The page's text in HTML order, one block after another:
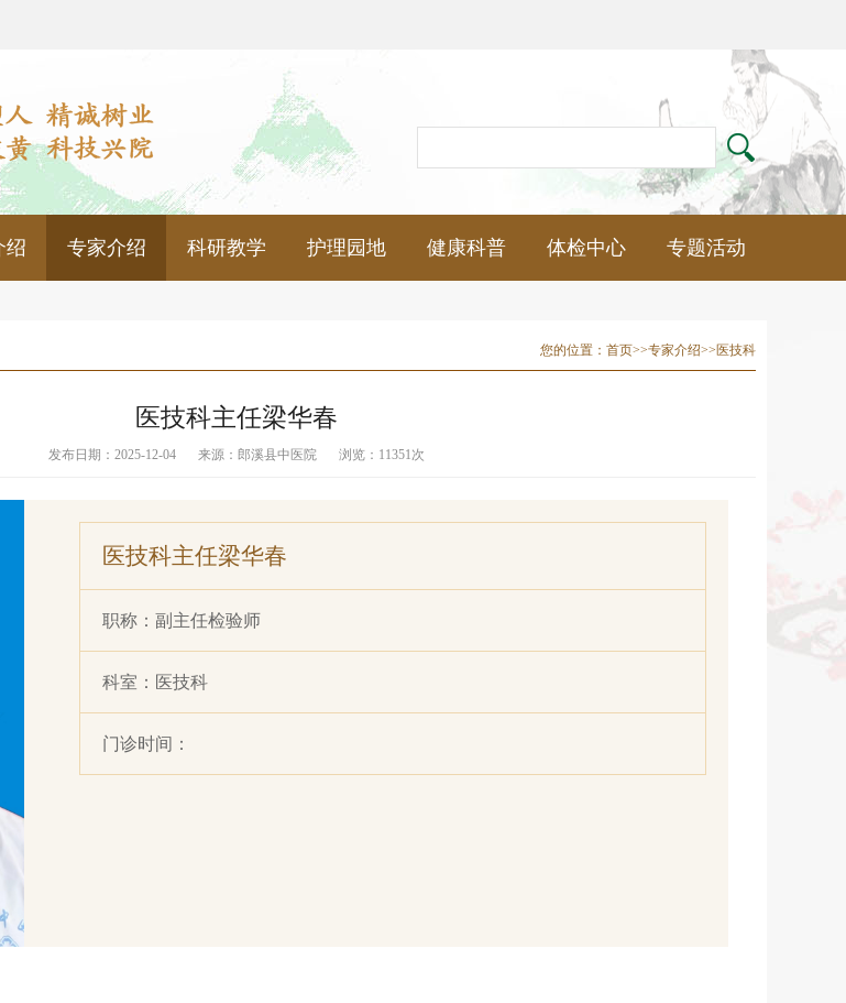
绍 专家介绍 科研教学 护理园地 健康科普 体检中心 专题活动
您的位置： 首页>>专家介绍>> 医技科
医技科主任梁华春
发布日期：2025-12-04 来源： 郎溪县中医院 浏览：11351次
医技科主任梁华春
职称： 副主任检验师
科室： 医技科
门诊时间：